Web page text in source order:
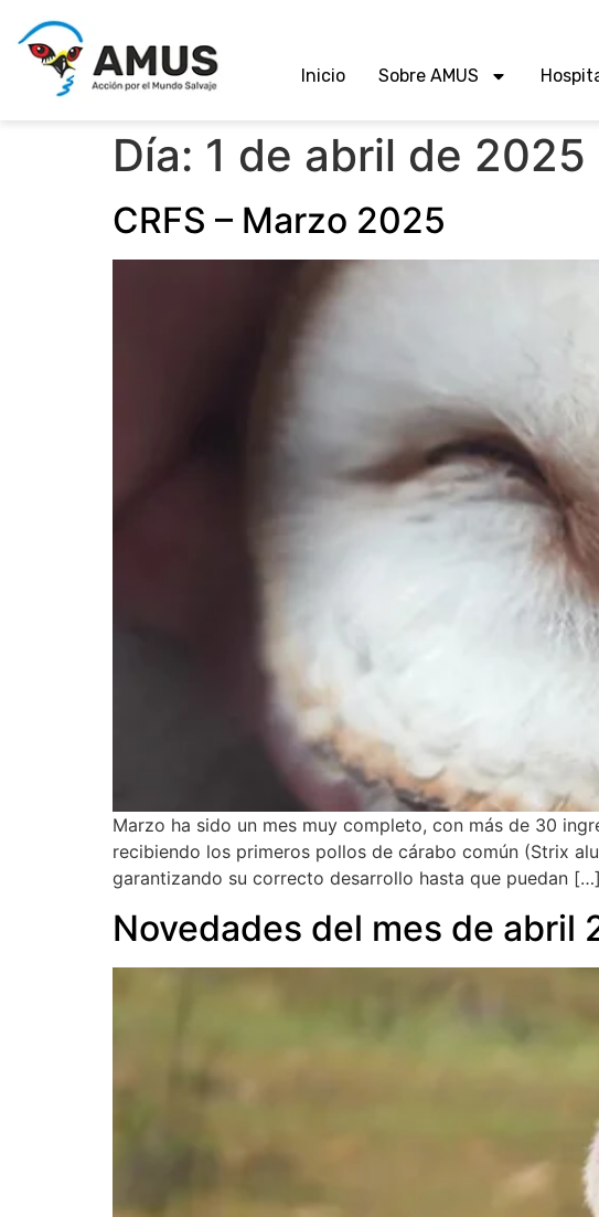
Inicio Sobre AMUS
Día: 1 de abril de 2025
CRFS – Marzo 2025
Marzo ha sido un mes muy completo, con más de 30
recibiendo los primeros pollos de cárabo común (Strix
garantizando su correcto desarrollo hasta que puedan […]
Novedades del mes de abril